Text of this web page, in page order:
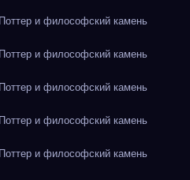
и философский камень
и философский камень
и философский камень
и философский камень
и философский камень